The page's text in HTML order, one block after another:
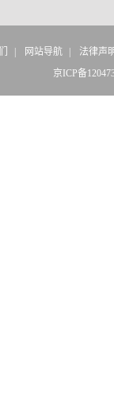
网站导航
法律声
京ICP备